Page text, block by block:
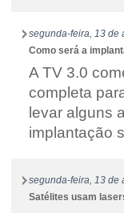
segunda-feira, 13 de
Como será a
A TV 3.0
completa
levar alguns
implantação
segunda-feira, 13 de
Satélites usam